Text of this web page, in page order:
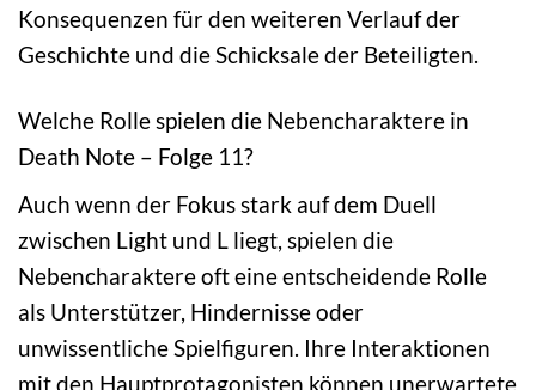
Konsequenzen für den weiteren Verlauf der
Geschichte und die Schicksale der Beteiligten.
Welche Rolle spielen die Nebencharaktere in
Death Note – Folge 11?
Auch wenn der Fokus stark auf dem Duell
zwischen Light und L liegt, spielen die
Nebencharaktere oft eine entscheidende Rolle
als Unterstützer, Hindernisse oder
unwissentliche Spielfiguren. Ihre Interaktionen
mit den Hauptprotagonisten können unerwartete